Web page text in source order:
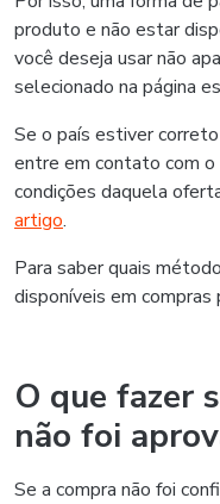
produto e não estar
você deseja usar não
selecionado na página
Se o país estiver
entre em contato com o
condições daquela
artigo.
Para saber quais
disponíveis em
O que fazer
não foi
Se a compra não foi